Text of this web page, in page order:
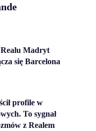
Madryt
się Barcelona
profile w
To sygnał
z Realem